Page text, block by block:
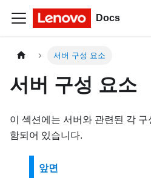
Docs
서버 구성 요소
서버 구성 요소
이 섹션에는 서버와 관련된 각
함되어 있습니다.
앞면